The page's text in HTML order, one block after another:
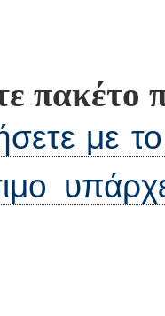
πακέτο
με